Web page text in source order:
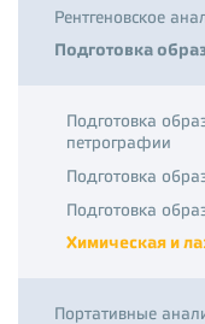
Рентгеновское
Подготовка
Подготовка
петрографии
Подготовка
Подготовка
Химическая и
Портативные